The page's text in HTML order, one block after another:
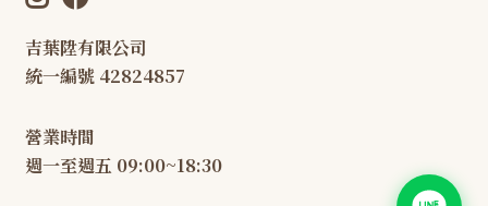
吉葉陞有限公司
統一編號 42824857
營業時間
週一至週五 09:00~18:30